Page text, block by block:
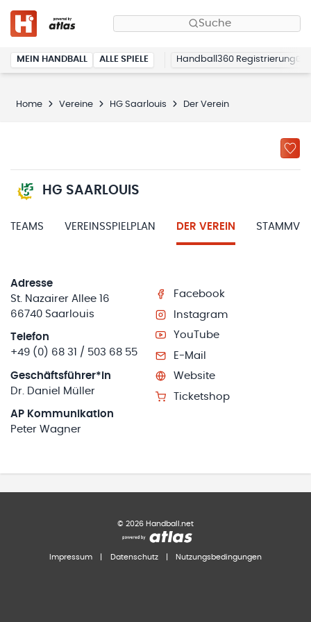
Suche
MEIN HANDBALL ALLE SPIELE Handball360 Registrierung
Home Vereine HG Saarlouis Der Verein
HG SAARLOUIS
TEAMS VEREINSSPIELPLAN DER VEREIN
Adresse
St. Nazairer Allee 16
66740 Saarlouis
Telefon
+49 (0) 68 31 / 503 68 55
Geschäftsführer*in
Dr. Daniel Müller
AP Kommunikation
Peter Wagner
Facebook
Instagram
YouTube
E-Mail
Website
Ticketshop
© 2026 Handball.net
Impressum Datenschutz Nutzungsbedingungen